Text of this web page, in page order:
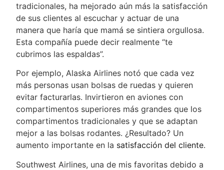
tradicionales, ha mejorado aún más la satisfacción
de sus clientes al escuchar y actuar de una
manera que haría que mamá se sintiera orgullosa.
Esta compañía puede decir realmente “te
cubrimos las espaldas”.
Por ejemplo, Alaska Airlines notó que cada vez
más personas usan bolsas de ruedas y quieren
evitar facturarlas. Invirtieron en aviones con
compartimentos superiores más grandes que los
compartimentos tradicionales y que se adaptan
mejor a las bolsas rodantes. ¿Resultado? Un
aumento importante en la satisfacción del cliente.
Southwest Airlines, una de mis favoritas debido a